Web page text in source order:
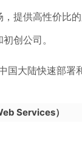
提供高性价比的
创公司。
国大陆快速部署
Services）